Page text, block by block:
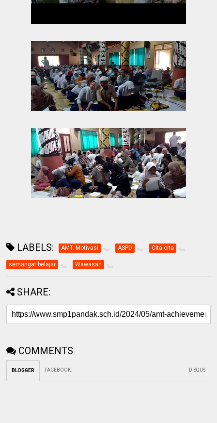
LABELS: AMT. Motivasi ASPD Cita cita
semangat belajar Wawasan
SHARE:
COMMENTS
BLOGGER FACEBOOK: DISQUS